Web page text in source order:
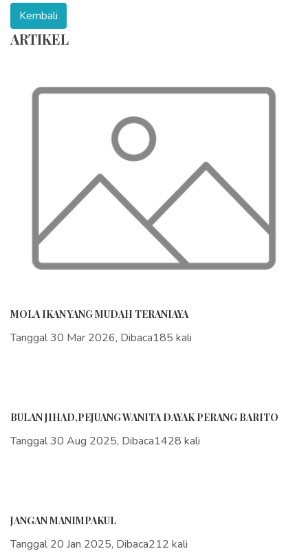
ARTIKEL
MOLA IKAN YANG MUDAH TERANIAYA
Tanggal 30 Mar 2026, Dibaca185 kali
BULAN JIHAD,PEJUANG WANITA DAYAK PERANG BARITO
Tanggal 30 Aug 2025, Dibaca1428 kali
JANGAN MANIMPAKUL
Tanggal 20 Jan 2025, Dibaca212 kali